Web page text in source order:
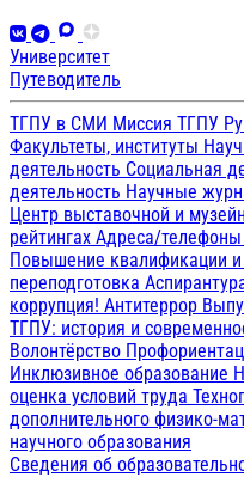
Университет
Путеводитель
ТГПУ в СМИ Миссия ТГПУ
Факультеты, институты
деятельность Социальная
деятельность Научные
Центр выставочной и
рейтингах Адреса/телефоны
Повышение квалификации и
переподготовка
коррупция! Антитеррор
ТГПУ: история и
Волонтёрство
Инклюзивное образование
оценка условий труда
дополнительного физико-
научного образования
Сведения об